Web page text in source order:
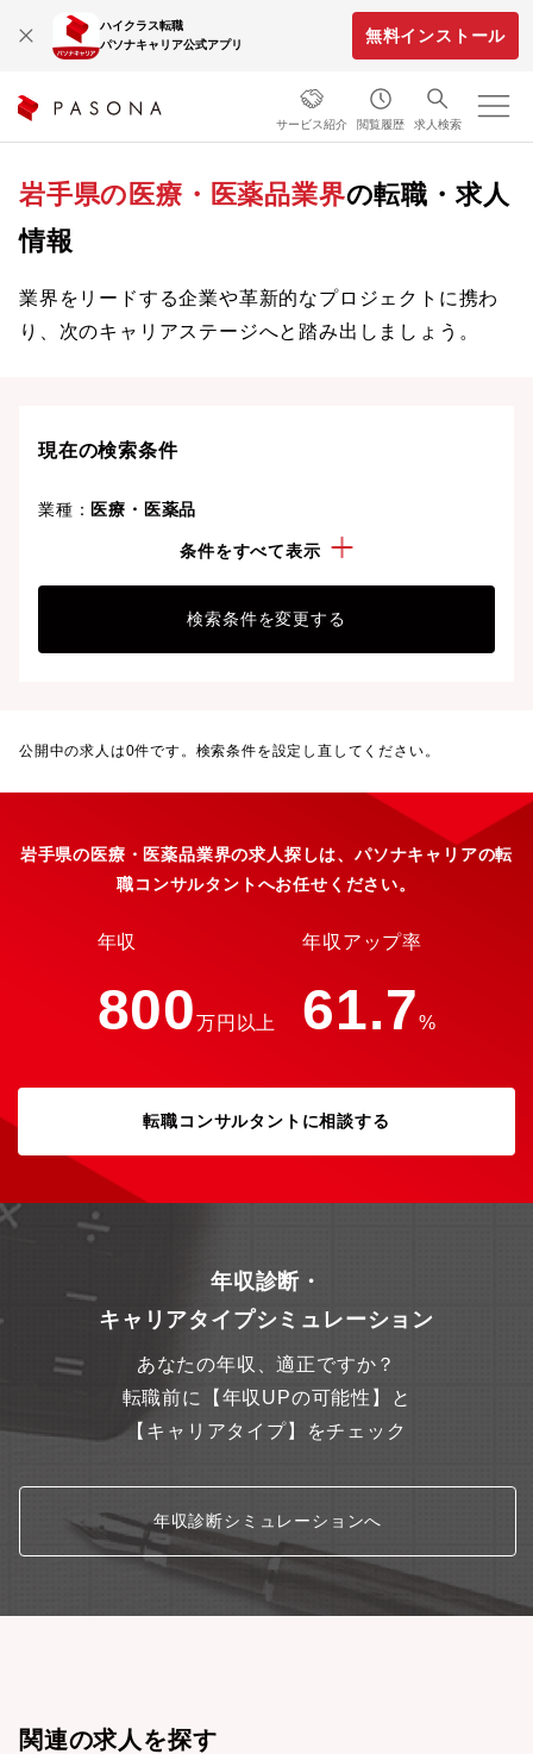
ハイクラス転職
パソナキャリア公式アプリ
無料インストール
サービス紹介 閲覧履歴 求人検索
岩手県の医療・医薬品業界の転職・求人
情報
業界をリードする企業や革新的なプロジェクトに携わ
り、次のキャリアステージへと踏み出しましょう。
現在の検索条件
業種： 医療・医薬品
条件をすべて表示
検索条件を変更する
公開中の求人は0件です。検索条件を設定し直してください。
岩手県の医療・医薬品業界の求人探しは、パソナキャリアの転
職コンサルタントへお任せください。
年収
800万円以上
年収アップ率
61.7%
転職コンサルタントに相談する
年収診断・
キャリアタイプシミュレーション
あなたの年収、適正ですか？
転職前に【年収UPの可能性】と
【キャリアタイプ】をチェック
年収診断シミュレーションへ
関連の求人を探す